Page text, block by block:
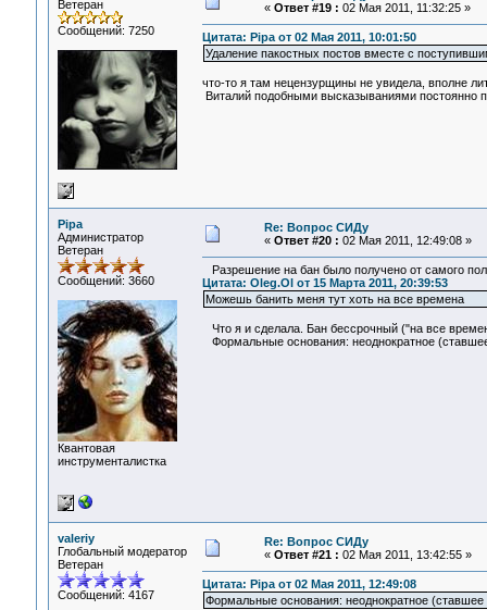
Ветеран
Сообщений: 7250
« Ответ #19 : 02 Мая 2011, 11:32:25 »
Цитата: Pipa от 02 Мая 2011, 10:01:50
Удаление пакостных постов вместе с
что-то я там нецензурщины не увидела, вполне
Виталий подобными высказываниями постоянно
Pipa
Администратор
Ветеран
Сообщений: 3660
Квантовая
инструменталистка
Re: Вопрос СИДу
« Ответ #20 : 02 Мая 2011, 12:49:08 »
Разрешение на бан было получено от самого
Цитата: Oleg.Ol от 15 Марта 2011, 20:39:53
Можешь банить меня тут хоть на все времена
Что я и сделала. Бан бессрочный ("на все
Формальные основания: неоднократное
valeriy
Глобальный модератор
Ветеран
Сообщений: 4167
Re: Вопрос СИДу
« Ответ #21 : 02 Мая 2011, 13:42:55 »
Цитата: Pipa от 02 Мая 2011, 12:49:08
Формальные основания: неоднократное